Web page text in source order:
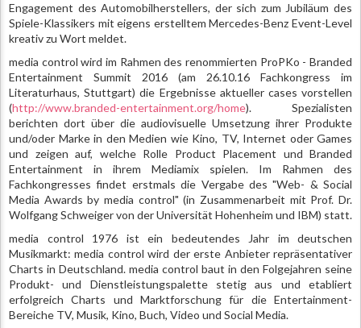
Engagement des Automobilherstellers, der sich zum Jubiläum des
Spiele-Klassikers mit eigens erstelltem Mercedes-Benz Event-Level
kreativ zu Wort meldet.
media control wird im Rahmen des renommierten ProPKo - Branded
Entertainment Summit 2016 (am 26.10.16 Fachkongress im
Literaturhaus, Stuttgart) die Ergebnisse aktueller cases vorstellen
(http://www.branded-entertainment.org/home). Spezialisten
berichten dort über die audiovisuelle Umsetzung ihrer Produkte
und/oder Marke in den Medien wie Kino, TV, Internet oder Games
und zeigen auf, welche Rolle Product Placement und Branded
Entertainment in ihrem Mediamix spielen. Im Rahmen des
Fachkongresses findet erstmals die Vergabe des "Web- & Social
Media Awards by media control" (in Zusammenarbeit mit Prof. Dr.
Wolfgang Schweiger von der Universität Hohenheim und IBM) statt.
media control 1976 ist ein bedeutendes Jahr im deutschen
Musikmarkt: media control wird der erste Anbieter repräsentativer
Charts in Deutschland. media control baut in den Folgejahren seine
Produkt- und Dienstleistungspalette stetig aus und etabliert
erfolgreich Charts und Marktforschung für die Entertainment-
Bereiche TV, Musik, Kino, Buch, Video und Social Media.